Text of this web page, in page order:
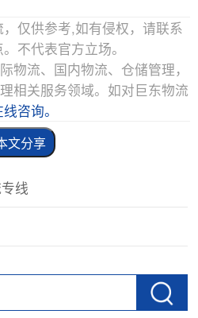
仅供参考,如有侵权，请联系
不代表官方立场。
物流、国内物流、仓储管理，
相关服务领域。如对巨东物流
咨询。
文分享
线